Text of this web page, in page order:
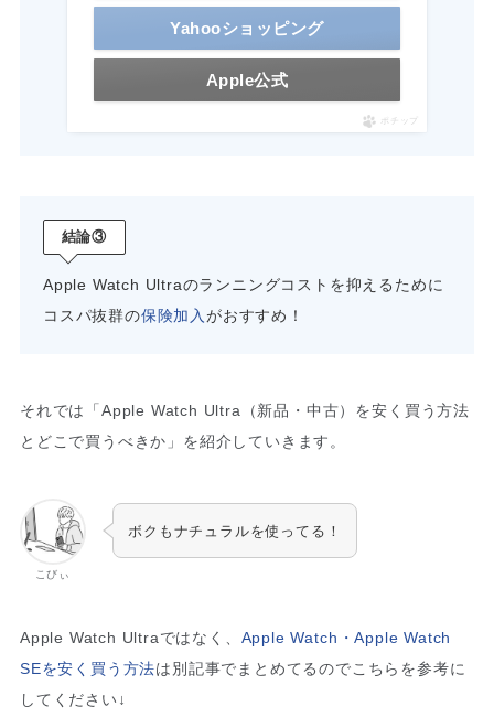
Yahooショッピング
Apple公式
ポチップ
結論③
Apple Watch Ultraのランニングコストを抑えるために
コスパ抜群の保険加入 がおすすめ！
それでは「Apple Watch Ultra（新品・中古）を安く買う方法
とどこで買うべきか」を紹介していきます。
こびぃ
ボクもナチュラルを使ってる！
Apple Watch Ultraではなく、 Apple Watch・Apple Watch
SEを安く買う方法は別記事でまとめてるのでこちらを参考に
してください↓